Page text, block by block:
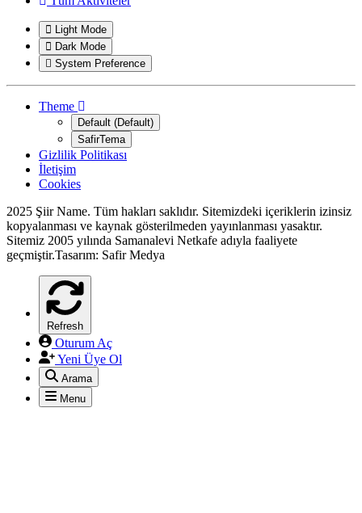
Light Mode
Dark Mode
System Preference
Theme
Default (Default)
SafirTema
Gizlilik Politikası
İletişim
Cookies
2025 Şiir Name. Tüm hakları saklıdır. Sitemizdeki içeriklerin izinsiz
kopyalanması ve kaynak gösterilmeden yayınlanması yasaktır.
Sitemiz 2005 yılında Samanalevi Netkafe adıyla faaliyete
geçmiştir.Tasarım: Safir Medya
Refresh
Oturum Aç
Yeni Üye Ol
Arama
Menu